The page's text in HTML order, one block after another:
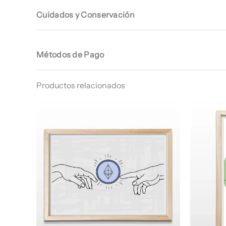
Cuidados y Conservación
Métodos de Pago
Productos relacionados
desde
$ 64.960